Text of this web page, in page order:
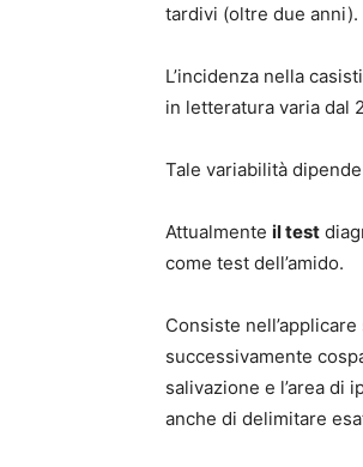
tardivi (oltre due anni).
L’incidenza nella
in letteratura varia dal
Tale variabilità
Attualmente il test
come test dell’amido.
Consiste
successivamente
salivazione e l’area di
anche di delimitare